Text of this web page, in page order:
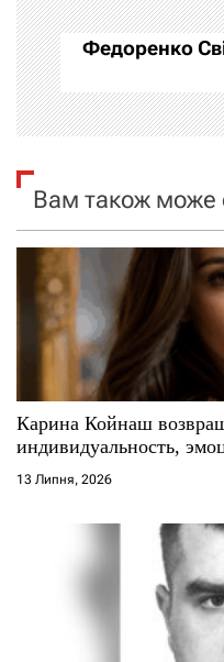
а
ц
і
а
п
с
і
в
Федоренко
Вам також може
Карина Койнаш
индивидуальность,
13 Липня, 2026